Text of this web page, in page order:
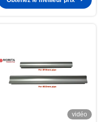
vidéo